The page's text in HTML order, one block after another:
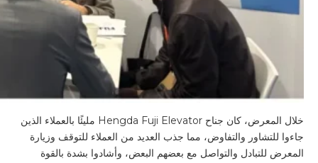
خلال المعرض، كان جناح Hengda Fuji Elevator مليئًا بالعملاء الذين
جاءوا للتشاور والتفاوض، مما جذب العديد من العملاء للتوقف وزيارة
المعرض للتبادل والتواصل مع بعضهم البعض، وأشادوا بشدة بالقوة